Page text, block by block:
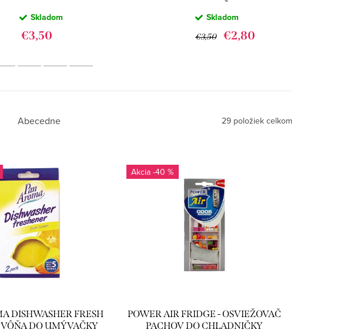
VZDUCHU
500ML
Skladom
€3,50
ALOE -
OSVIEŽOVAČ
Skladom
€3,50 €2,80
Abecedne 29 položiek celkom
DISHWASHER FRESH
DO UMÝVAČKY
-40 %
POWER AIR FRIDGE - OSVIEŽOVAČ
PACHOV DO CHLADNIČKY